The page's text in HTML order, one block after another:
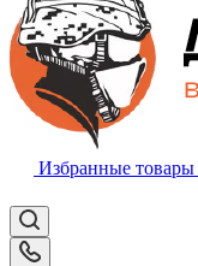
Избранные товары